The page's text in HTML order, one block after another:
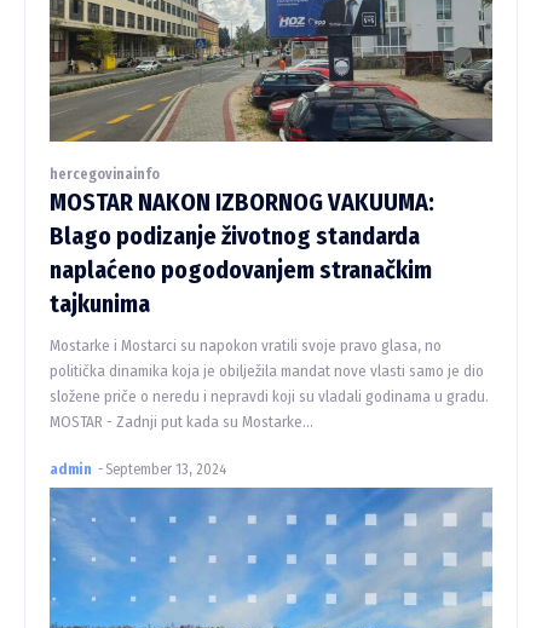
hercegovinainfo
MOSTAR NAKON IZBORNOG VAKUUMA:
Blago podizanje životnog standarda
naplaćeno pogodovanjem stranačkim
tajkunima
Mostarke i Mostarci su napokon vratili svoje pravo glasa, no
politička dinamika koja je obilježila mandat nove vlasti samo je dio
složene priče o neredu i nepravdi koji su vladali godinama u gradu.
MOSTAR - Zadnji put kada su Mostarke...
admin - September 13, 2024